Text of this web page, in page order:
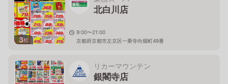
3枚
北白川店
9:00〜21:00
京都府京都市左京区一乗寺向畑町49番
リカーマウンテン
銀閣寺店